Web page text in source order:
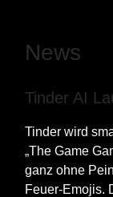
News
Tinder AI
Tinder wird
„The Game
ganz ohne
Feuer-Emojis.